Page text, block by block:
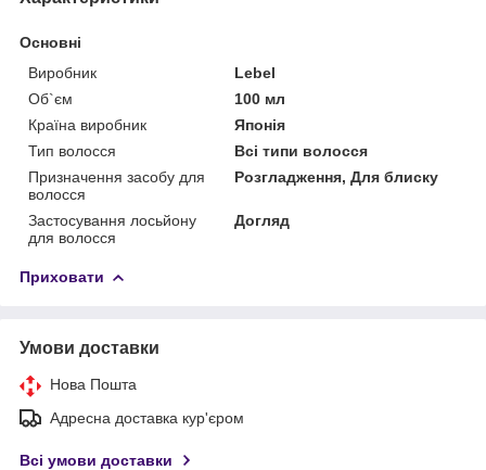
Основні
Виробник
Lebel
Об`єм
100 мл
Країна виробник
Японія
Тип волосся
Всі типи волосся
Призначення засобу для
волосся
Розгладження, Для блиску
Застосування лосьйону
для волосся
Догляд
Приховати
Умови доставки
Нова Пошта
Адресна доставка кур'єром
Всі умови доставки